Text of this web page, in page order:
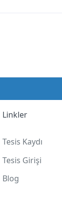
Linkler
Tesis Kaydı
Tesis Girişi
Blog